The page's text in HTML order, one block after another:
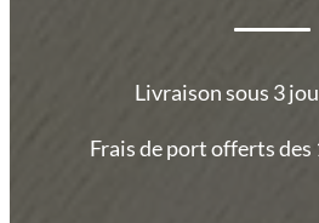
Livraison sous 3
Frais de port offerts des